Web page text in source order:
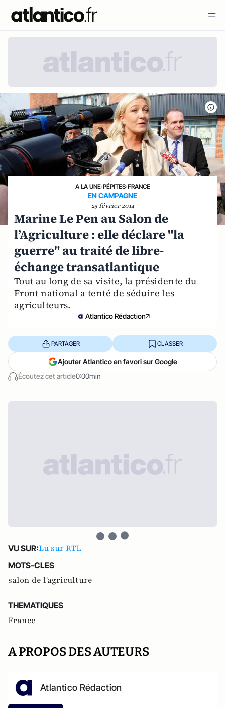
A LA UNE›PÉPITES›FRANCE
EN CAMPAGNE
25 février 2014
Marine Le Pen au Salon de
l’Agriculture : elle déclare "la
guerre" au traité de libre-
échange transatlantique
Tout au long de sa visite, la présidente du
Front national a tenté de séduire les
agriculteurs.
Atlantico Rédaction
Écoutez cet article0:00min
PARTAGER CLASSER
Ajouter Atlantico en favori sur Google
VU SUR:Lu sur RTL
MOTS-CLES
salon de l'agriculture
THEMATIQUES
France
A PROPOS DES AUTEURS
Atlantico Rédaction